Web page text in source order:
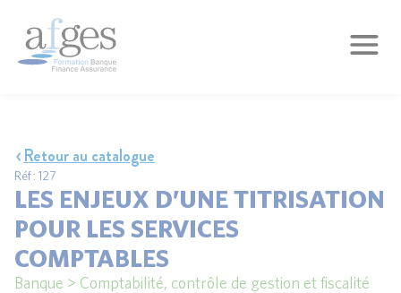
Retour au catalogue
Réf : 127
LES ENJEUX D’UNE TITRISATION
POUR LES SERVICES
COMPTABLES
Banque > Comptabilité, contrôle de gestion et fiscalité